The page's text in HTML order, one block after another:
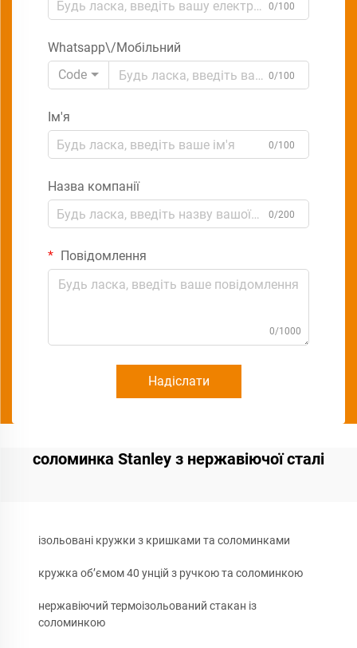
0/100
Whatsapp\/Мобільний
Code
0/100
Ім'я
0/100
Назва компанії
0/200
Повідомлення
0/1000
Надіслати
соломинка Stanley з нержавіючої сталі
ізольовані кружки з кришками та соломинками
кружка об’ємом 40 унцій з ручкою та соломинкою
нержавіючий термоізольований стакан із
соломинкою